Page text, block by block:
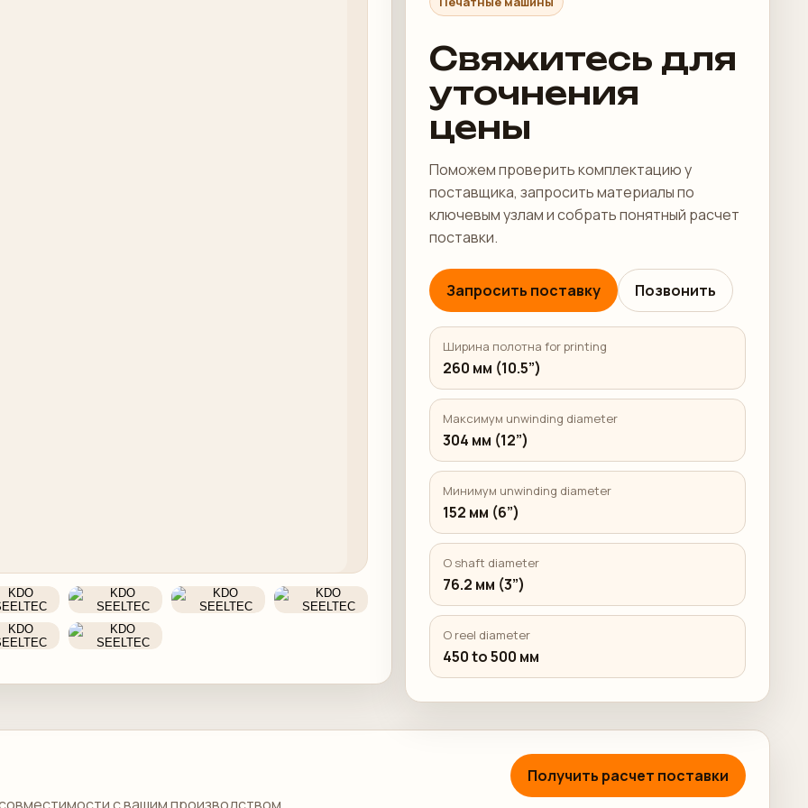
Свяжитесь для
уточнения
цены
Поможем проверить комплектацию у
поставщика, запросить материалы по
ключевым узлам и собрать понятный расчет
поставки.
Запросить поставку Позвонить
Ширина полотна for printing
260 мм (10.5”)
Максимум unwinding diameter
304 мм (12”)
Минимум unwinding diameter
152 мм (6”)
O shaft diameter
76.2 мм (3”)
O reel diameter
450 to 500 мм
Получить расчет поставки